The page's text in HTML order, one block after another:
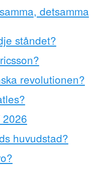
detsamma
ståndet?
revolutionen?
huvudstad?